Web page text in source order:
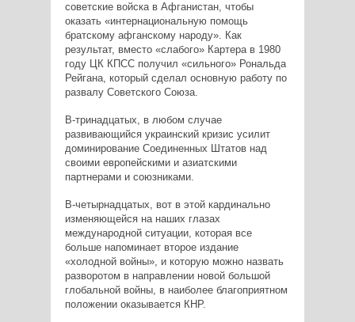
советские войска в Афганистан, чтобы
оказать «интернациональную помощь
братскому афганскому народу». Как
результат, вместо «слабого» Картера в 1980
году ЦК КПСС получил «сильного» Рональда
Рейгана, который сделал основную работу по
развалу Советского Союза.
В-тринадцатых, в любом случае
развивающийся украинский кризис усилит
доминирование Соединенных Штатов над
своими европейскими и азиатскими
партнерами и союзниками.
В-четырнадцатых, вот в этой кардинально
изменяющейся на наших глазах
международной ситуации, которая все
больше напоминает второе издание
«холодной войны», и которую можно назвать
разворотом в направлении новой большой
глобальной войны, в наиболее благоприятном
положении оказывается КНР.